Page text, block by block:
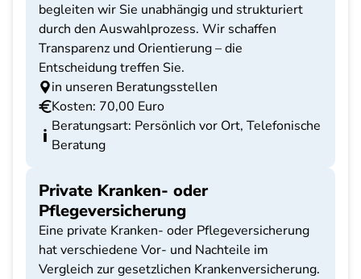
begleiten wir Sie unabhängig und strukturiert
durch den Auswahlprozess. Wir schaffen
Transparenz und Orientierung – die
Entscheidung treffen Sie.
in unseren Beratungsstellen
Kosten: 70,00 Euro
Beratungsart: Persönlich vor Ort, Telefonische
Beratung
Private Kranken- oder
Pflegeversicherung
Eine private Kranken- oder Pflegeversicherung
hat verschiedene Vor- und Nachteile im
Vergleich zur gesetzlichen Krankenversicherung.